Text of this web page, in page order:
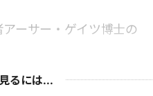
ーサー・ゲイツ博士の
るには...